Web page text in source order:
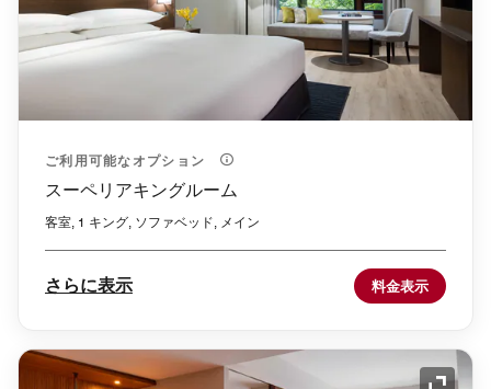
ご利用可能なオプション
スーペリアキングルーム
客室, 1 キング, ソファベッド, メイン
さらに表示 料金表示